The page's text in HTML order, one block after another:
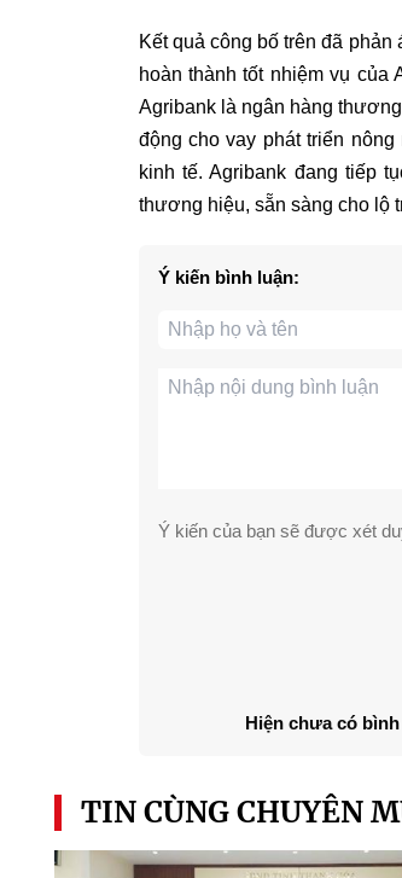
Kết quả công bố trên đã
hoàn thành tốt nhiệm vụ
Agribank là ngân hàng
động cho vay phát triển
kinh tế. Agribank đang tiếp
thương hiệu, sẵn sàng cho lộ
Ý kiến bình luận:
Ý kiến của bạn sẽ được xét
Hiện chưa có
TIN CÙNG CHUYÊN